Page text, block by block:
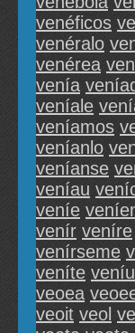
venéficos
venéralo
venérea
venía
veníale
veníamos
veníanlo
veníanse
veníau
veníe
venír veníre
venírseme
veníte veníu
veoea
veoit veol